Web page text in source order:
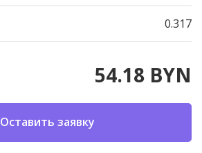
0.317
54.18 BYN
Оставить заявку